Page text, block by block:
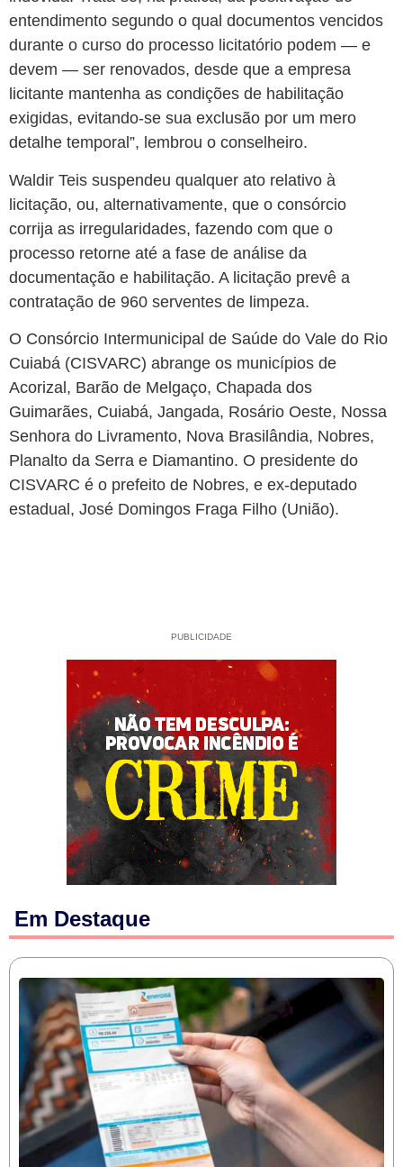
entendimento segundo o qual documentos vencidos
durante o curso do processo licitatório podem — e
devem — ser renovados, desde que a empresa
licitante mantenha as condições de habilitação
exigidas, evitando-se sua exclusão por um mero
detalhe temporal”, lembrou o conselheiro.
Waldir Teis suspendeu qualquer ato relativo à
licitação, ou, alternativamente, que o consórcio
corrija as irregularidades, fazendo com que o
processo retorne até a fase de análise da
documentação e habilitação. A licitação prevê a
contratação de 960 serventes de limpeza.
O Consórcio Intermunicipal de Saúde do Vale do Rio
Cuiabá (CISVARC) abrange os municípios de
Acorizal, Barão de Melgaço, Chapada dos
Guimarães, Cuiabá, Jangada, Rosário Oeste, Nossa
Senhora do Livramento, Nova Brasilândia, Nobres,
Planalto da Serra e Diamantino. O presidente do
CISVARC é o prefeito de Nobres, e ex-deputado
estadual, José Domingos Fraga Filho (União).
PUBLICIDADE
Em Destaque